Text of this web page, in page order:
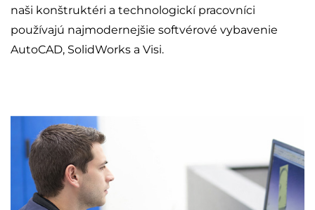
naši konštruktéri a technologickí pracovníci
používajú najmodernejšie softvérové vybavenie
AutoCAD, SolidWorks a Visi.